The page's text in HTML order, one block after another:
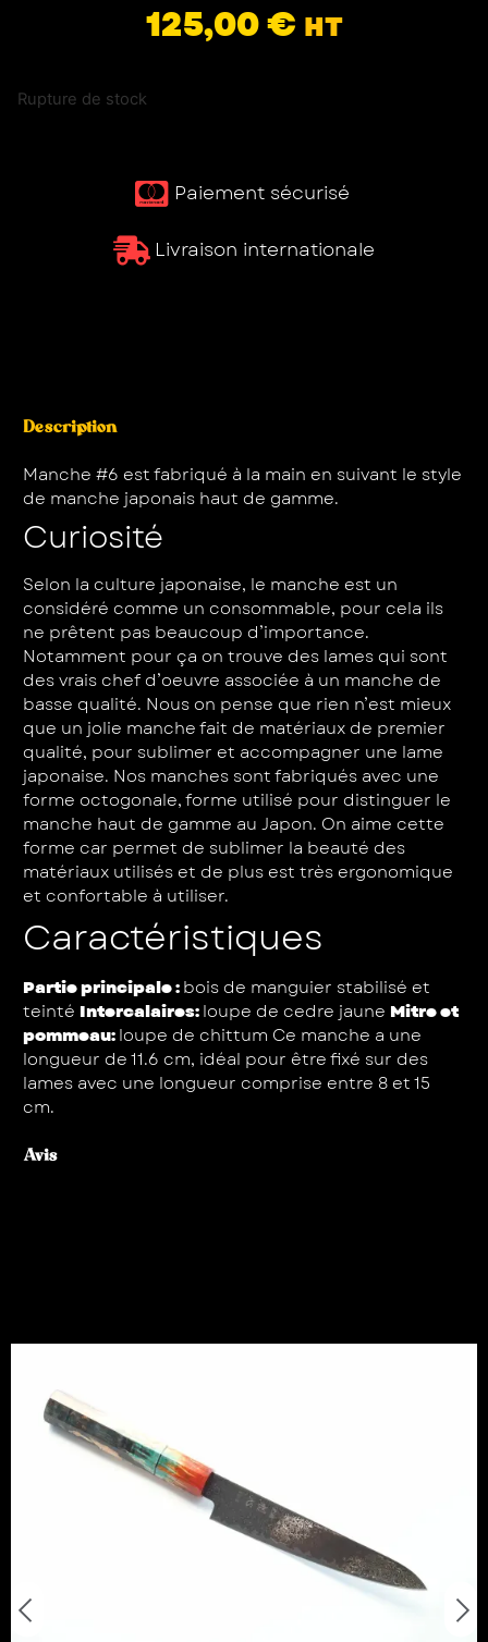
125,00€ HT
Rupture de stock
Paiement sécurisé ​
Livraison internationale
Description
Manche #6 est fabriqué à la main en suivant le style
de manche japonais haut de gamme.
Curiosité
Selon la culture japonaise, le manche est un
considéré comme un consommable, pour cela ils
ne prêtent pas beaucoup d’importance.
Notamment pour ça on trouve des lames qui sont
des vrais chef d’oeuvre associée à un manche de
basse qualité. Nous on pense que rien n’est mieux
que un jolie manche fait de matériaux de premier
qualité, pour sublimer et accompagner une lame
japonaise. Nos manches sont fabriqués avec une
forme octogonale, forme utilisé pour distinguer le
manche haut de gamme au Japon. On aime cette
forme car permet de sublimer la beauté des
matériaux utilisés et de plus est très ergonomique
et confortable à utiliser.
Caractéristiques
Partie principale :bois de manguier stabilisé et
teinté Intercalaires:loupe de cedre jaune Mitre et
pommeau:loupe de chittum Ce manche a une
longueur de 11.6 cm, idéal pour être fixé sur des
lames avec une longueur comprise entre 8 et 15
cm.
Avis